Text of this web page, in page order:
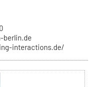
berlin.de
interactions.de/